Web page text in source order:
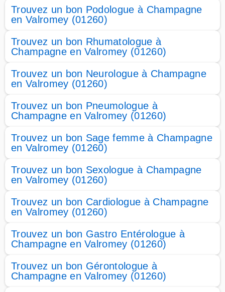
Trouvez un bon Podologue à Champagne
en Valromey (01260)
Trouvez un bon Rhumatologue à
Champagne en Valromey (01260)
Trouvez un bon Neurologue à Champagne
en Valromey (01260)
Trouvez un bon Pneumologue à
Champagne en Valromey (01260)
Trouvez un bon Sage femme à Champagne
en Valromey (01260)
Trouvez un bon Sexologue à Champagne
en Valromey (01260)
Trouvez un bon Cardiologue à Champagne
en Valromey (01260)
Trouvez un bon Gastro Entérologue à
Champagne en Valromey (01260)
Trouvez un bon Gérontologue à
Champagne en Valromey (01260)